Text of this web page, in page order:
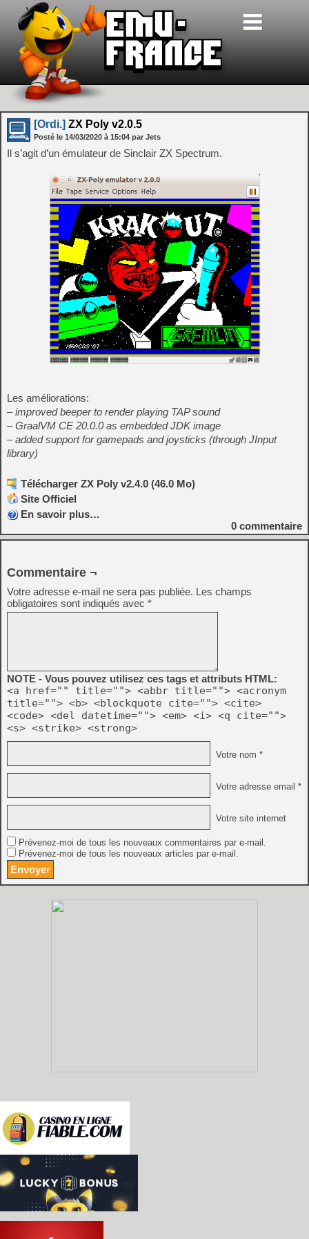
[Ordi.] ZX Poly v2.0.5
Posté le 14/03/2020 à 15:04 par Jets
Il s’agit d’un émulateur de Sinclair ZX Spectrum.
Les améliorations:
– improved beeper to render playing TAP sound
– GraalVM CE 20.0.0 as embedded JDK image
– added support for gamepads and joysticks (through JInput
library)
Télécharger ZX Poly v2.4.0 (46.0 Mo)
Site Officiel
En savoir plus…
0 commentaire
Commentaire ¬
Votre adresse e-mail ne sera pas publiée. Les champs
obligatoires sont indiqués avec *
NOTE - Vous pouvez utilisez ces tags et attributs HTML:
<a href="" title=""> <abbr title=""> <acronym
title=""> <b> <blockquote cite=""> <cite>
<code> <del datetime=""> <em> <i> <q cite="">
<s> <strike> <strong>
Votre nom *
Votre adresse email *
Votre site internet
Prévenez-moi de tous les nouveaux commentaires par e-mail.
Prévenez-moi de tous les nouveaux articles par e-mail.